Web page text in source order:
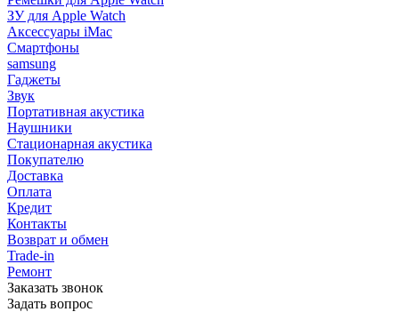
ЗУ для Apple Watch
Аксессуары iMac
Смартфоны
samsung
Гаджеты
Звук
Портативная акустика
Наушники
Стационарная акустика
Покупателю
Доставка
Оплата
Кредит
Контакты
Возврат и обмен
Trade-in
Ремонт
Заказать звонок
Задать вопрос